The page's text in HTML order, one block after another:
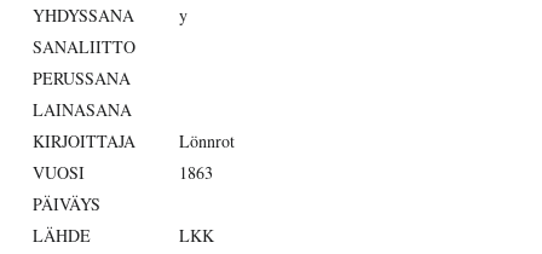
YHDYSSANA
y
SANALIITTO
PERUSSANA
LAINASANA
KIRJOITTAJA
Lönnrot
VUOSI
1863
PÄIVÄYS
LÄHDE
LKK